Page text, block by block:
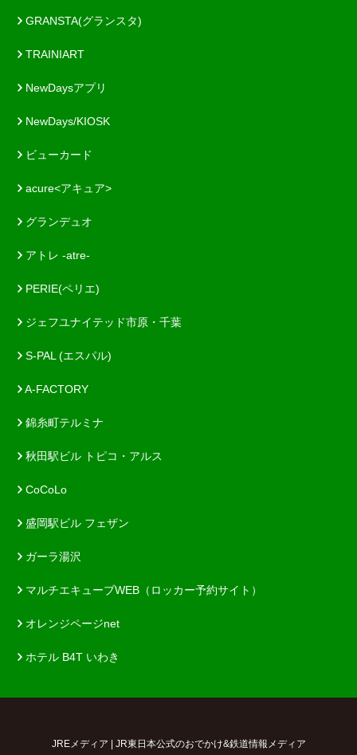
GRANSTA(グランスタ)
TRAINIART
NewDaysアプリ
NewDays/KIOSK
ビューカード
acure<アキュア>
グランデュオ
アトレ -atre-
PERIE(ペリエ)
ジェフユナイテッド市原・千葉
S-PAL (エスパル)
A-FACTORY
錦糸町テルミナ
秋田駅ビル トピコ・アルス
CoCoLo
盛岡駅ビル フェザン
ガーラ湯沢
マルチエキューブWEB（ロッカー予約サイト）
オレンジページnet
ホテル B4T いわき
JREメディア | JR東日本公式のおでかけ&鉄道情報メディア